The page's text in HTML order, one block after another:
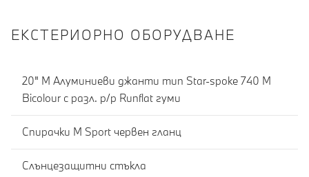
ЕКСТЕРИОРНО ОБОРУДВАНЕ
20" M Алуминиеви джанти тип Star-spoke 740 M
Bicolour с разл. р/р Runflat гуми
Спирачки M Sport червен гланц
Слънцезащитни стъкла